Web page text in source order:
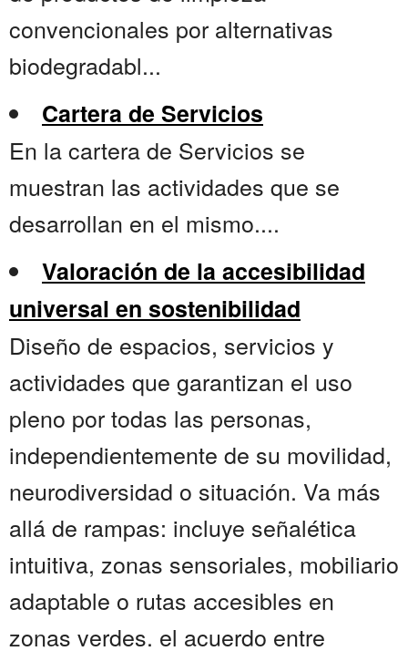
convencionales por alternativas
biodegradabl...
Cartera de Servicios
En la cartera de Servicios se
muestran las actividades que se
desarrollan en el mismo....
Valoración de la accesibilidad
universal en sostenibilidad
Diseño de espacios, servicios y
actividades que garantizan el uso
pleno por todas las personas,
independientemente de su movilidad,
neurodiversidad o situación. Va más
allá de rampas: incluye señalética
intuitiva, zonas sensoriales, mobiliario
adaptable o rutas accesibles en
zonas verdes. el acuerdo entre